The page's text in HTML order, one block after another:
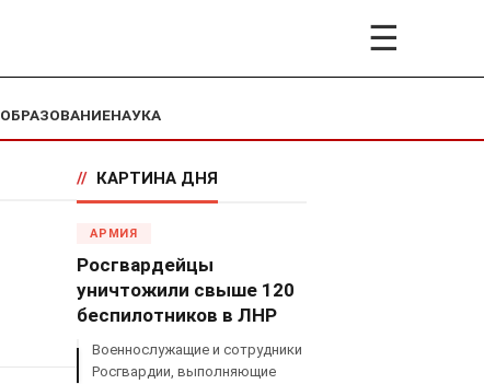
☰
ОБРАЗОВАНИЕНАУКА
// КАРТИНА ДНЯ
АРМИЯ
Росгвардейцы
уничтожили свыше 120
беспилотников в ЛНР
Военнослужащие и сотрудники
Росгвардии, выполняющие